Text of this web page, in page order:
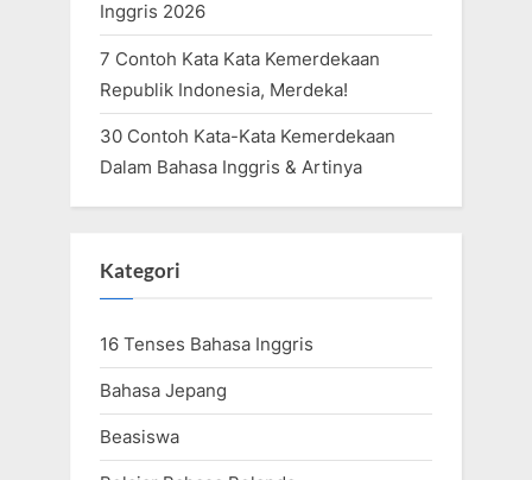
Inggris 2026
7 Contoh Kata Kata Kemerdekaan
Republik Indonesia, Merdeka!
30 Contoh Kata-Kata Kemerdekaan
Dalam Bahasa Inggris & Artinya
Kategori
16 Tenses Bahasa Inggris
Bahasa Jepang
Beasiswa